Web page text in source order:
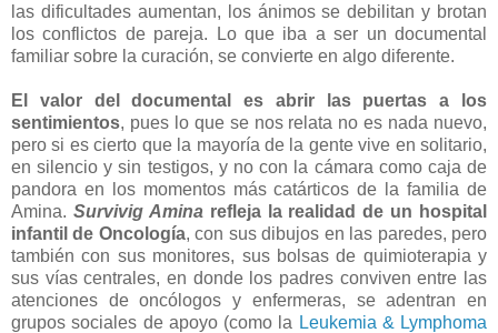
las dificultades aumentan, los ánimos se debilitan y brotan
los conflictos de pareja. Lo que iba a ser un documental
familiar sobre la curación, se convierte en algo diferente.
El valor del documental es abrir las puertas a los
sentimientos, pues lo que se nos relata no es nada nuevo,
pero si es cierto que la mayoría de la gente vive en solitario,
en silencio y sin testigos, y no con la cámara como caja de
pandora en los momentos más catárticos de la familia de
Amina. Survivig Amina refleja la realidad de un hospital
infantil de Oncología, con sus dibujos en las paredes, pero
también con sus monitores, sus bolsas de quimioterapia y
sus vías centrales, en donde los padres conviven entre las
atenciones de oncólogos y enfermeras, se adentran en
grupos sociales de apoyo (como la Leukemia & Lymphoma